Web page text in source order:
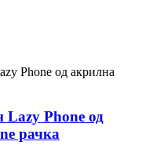
Lazy Phone од
рачка